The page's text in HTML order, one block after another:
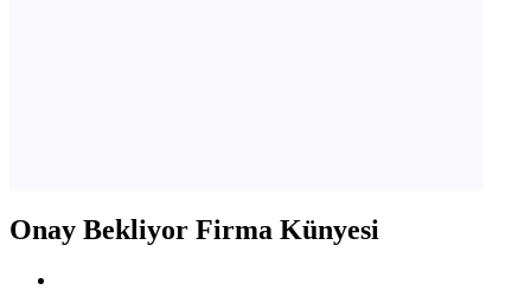
Onay Bekliyor Firma Künyesi